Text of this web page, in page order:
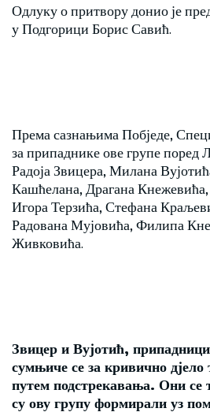
Одлуку о притвору донио је
у Подгорици Борис Савић.
Према сазнањима Побједе,
за припаднике ове групе поред
Радоја Звицера, Милана
Кашћелана, Драгана
Игора Терзића, Стефана
Радована Мујовића, Филипа
Живковића.
Звицер и Вујотић,
сумњиче се за кривично
путем подстрекавања. Они се
су ову групу формирали уз